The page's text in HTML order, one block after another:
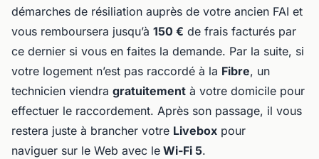
démarches de résiliation auprès de votre ancien FAI et
vous remboursera jusqu’à 150 € de frais facturés par
ce dernier si vous en faites la demande. Par la suite, si
votre logement n’est pas raccordé à la Fibre, un
technicien viendra gratuitement à votre domicile pour
effectuer le raccordement. Après son passage, il vous
restera juste à brancher votre Livebox pour
naviguer sur le Web avec le Wi-Fi 5.